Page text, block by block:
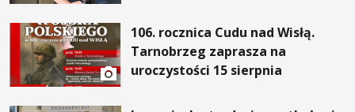
106. rocznica Cudu nad Wisłą.
Tarnobrzeg zaprasza na
uroczystości 15 sierpnia